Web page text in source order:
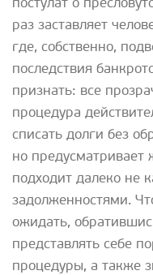
раз заставляет
где, собственно,
последствия
признать: все
процедура
списать долги без
но предусматривает
подходит далеко не
задолженностями.
ожидать,
представлять себе
процедуры, а также